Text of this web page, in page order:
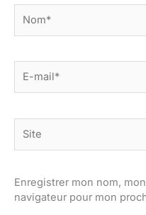
mail*
Enregistrer mon nom,
navigateur pour mon